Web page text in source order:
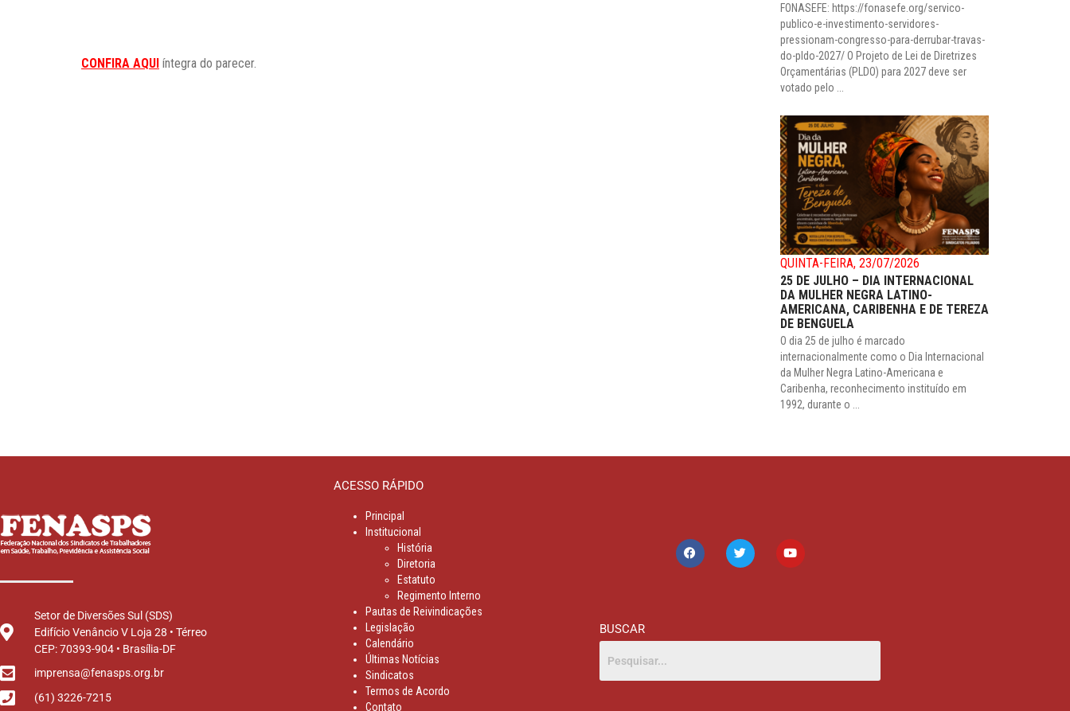
CONFIRA AQUI íntegra do parecer.
FONASEFE: https://fonasefe.org/servico-
publico-e-investimento-servidores-
pressionam-congresso-para-derrubar-travas-
do-pldo-2027/ O Projeto de Lei de Diretrizes
Orçamentárias (PLDO) para 2027 deve ser
votado pelo ...
QUINTA-FEIRA, 23/07/2026
25 DE JULHO – DIA INTERNACIONAL
DA MULHER NEGRA LATINO-
AMERICANA, CARIBENHA E DE TEREZA
DE BENGUELA
O dia 25 de julho é marcado
internacionalmente como o Dia Internacional
da Mulher Negra Latino-Americana e
Caribenha, reconhecimento instituído em
1992, durante o ...
Setor de Diversões Sul (SDS)
Edifício Venâncio V Loja 28 • Térreo
CEP: 70393-904 • Brasília-DF
imprensa@fenasps.org.br
(61) 3226-7215
ACESSO RÁPIDO
Principal
Institucional
História
Diretoria
Estatuto
Regimento Interno
Pautas de Reivindicações
Legislação
Calendário
Últimas Notícias
Sindicatos
Termos de Acordo
Contato
BUSCAR